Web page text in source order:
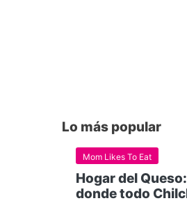
Lo más popular
Mom Likes To Eat
Hogar del
donde todo